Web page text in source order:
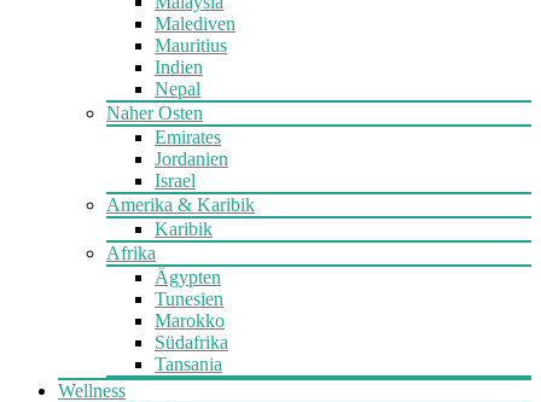
Malediven
Mauritius
Indien
Nepal
Naher Osten
Emirates
Jordanien
Israel
Amerika & Karibik
Karibik
Afrika
Ägypten
Tunesien
Marokko
Südafrika
Tansania
Wellness